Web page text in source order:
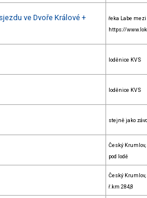
ve Dvoře Králové +
řeka Labe
https://
loděnice KVS
loděnice KVS
stejně jako
Český
pod lodě
Český
ř.km 284,8